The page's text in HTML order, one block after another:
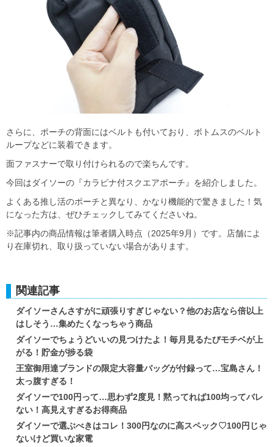
さらに、ポーチの背面にはベルトも付いており、ボトムスのベルト
ループなどに装着できます。
面ファスナーで取り付けられるので楽ちんです。
今回はダイソーの『カラビナ付スクエアポーチ』を紹介しました。
よくある推し活のポーチと異なり、かなり機能的で驚きました！気
になった方は、ぜひチェックしてみてくださいね。
※記事内の商品情報は筆者購入時点（2025年9月）です。店舗によ
り在庫切れ、取り扱っていない場合があります。
関連記事
ダイソーさんさすがに頑張りすぎじゃない？他のお店なら倍以上
はしそう…集めたくなっちゃう商品
ダイソーでちょうどいいの見つけたよ！毎月見るたびモチベが上
がる！貯金が捗る袋
王室御用達ブランドの限定大容量バッグが付録って…宝島さん！
太っ腹すぎる！
ダイソーで100円って…思わず2度見！黙ってれば100均ってバレ
ない！高見えすぎるお得商品
ダイソーで選ぶべきはコレ！300円なのに高スペック♡100円じゃ
ないけど買いな家電